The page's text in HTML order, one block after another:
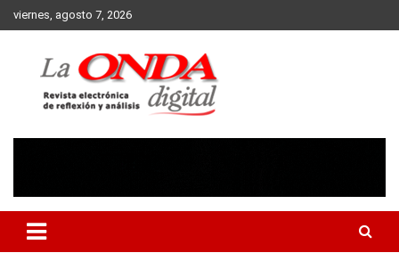
Skip
to
viernes, agosto 7, 2026